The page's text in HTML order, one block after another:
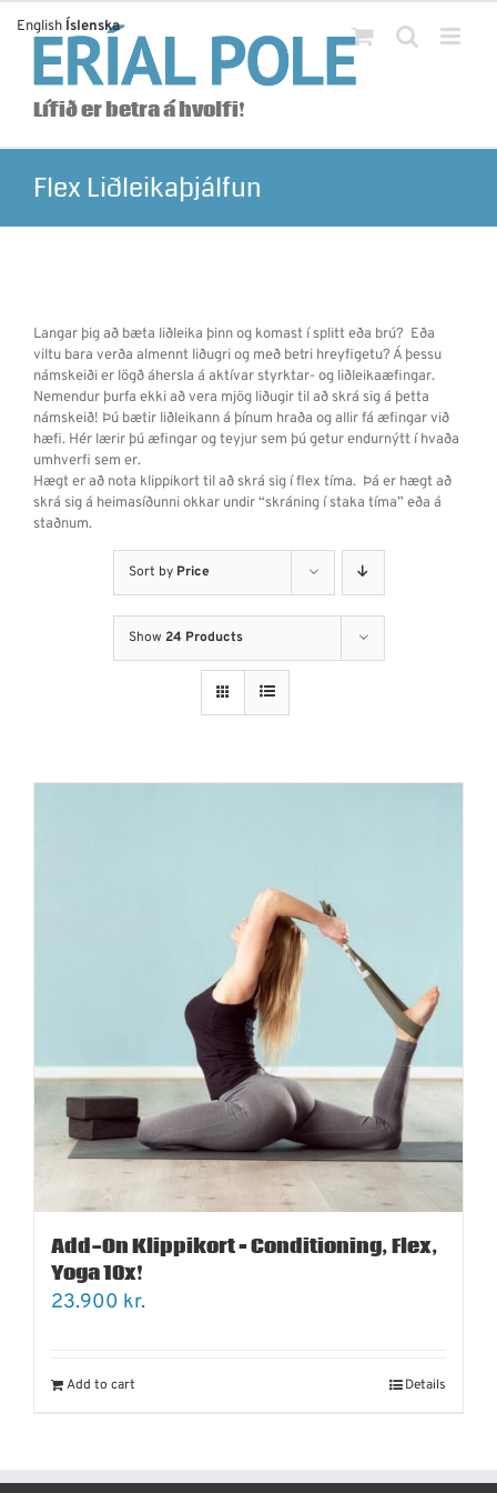
content
Lífið er betra á hvolfi!
Flex Liðleikaþjálfun
Langar þig að bæta liðleika þinn og komast í splitt eða brú? Eða
viltu bara verða almennt liðugri og með betri hreyfigetu? Á þessu
námskeiði er lögð áhersla á aktívar styrktar- og liðleikaæfingar.
Nemendur þurfa ekki að vera mjög liðugir til að skrá sig á þetta
námskeið! Þú bætir liðleikann á þínum hraða og allir fá æfingar við
hæfi. Hér lærir þú æfingar og teyjur sem þú getur endurnýtt í hvaða
umhverfi sem er.
Hægt er að nota klippikort til að skrá sig í flex tíma. Þá er hægt að
skrá sig á heimasíðunni okkar undir “skráning í staka tíma” eða á
staðnum.
Sort by Price
Show 24 Products
Add-On Klippikort – Conditioning, Flex,
Yoga 10x!
23.900 kr.
Add to cart Details
English Íslenska